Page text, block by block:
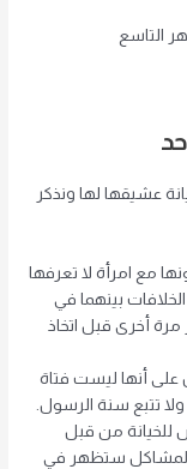
التاسع
عشيقها لها ونذكر
مع امرأة لا تعرفها
بينهما في
مرة أخرى قبل اتخاذ
على أنها ليست فتاة
ولا تتبع سنة الرسول.
للخيانة من قبل
المشاكل ستظهر في